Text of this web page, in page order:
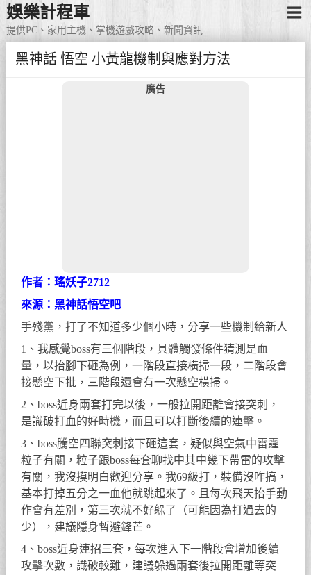
娛樂計程車
提供PC、家用主機、掌機遊戲攻略、新聞資訊
黑神話 悟空 小黃龍機制與應對方法
廣告
作者：瑤妖子2712
來源：黑神話悟空吧
手殘黨，打了不知道多少個小時，分享一些機制給新人
1、我感覺boss有三個階段，具體觸發條件猜測是血
量，以抬腳下砸為例，一階段直接橫掃一段，二階段會
接懸空下批，三階段還會有一次懸空橫掃。
2、boss近身兩套打完以後，一般拉開距離會接突刺，
是識破打血的好時機，而且可以打斷後續的連擊。
3、boss騰空四聯突刺接下砸這套，疑似與空氣中雷霆
粒子有關，粒子跟boss每套聊找中其中幾下帶雷的攻擊
有關，我沒摸明白歡迎分享。我69級打，裝備沒咋搞，
基本打掉五分之一血他就跳起來了。且每次飛天抬手動
作會有差別，第三次就不好躲了（可能因為打過去的
少），建議隱身暫避鋒芒。
4、boss近身連招三套，每次進入下一階段會增加後續
攻擊次數，識破較難，建議躲過兩套後拉開距離等突